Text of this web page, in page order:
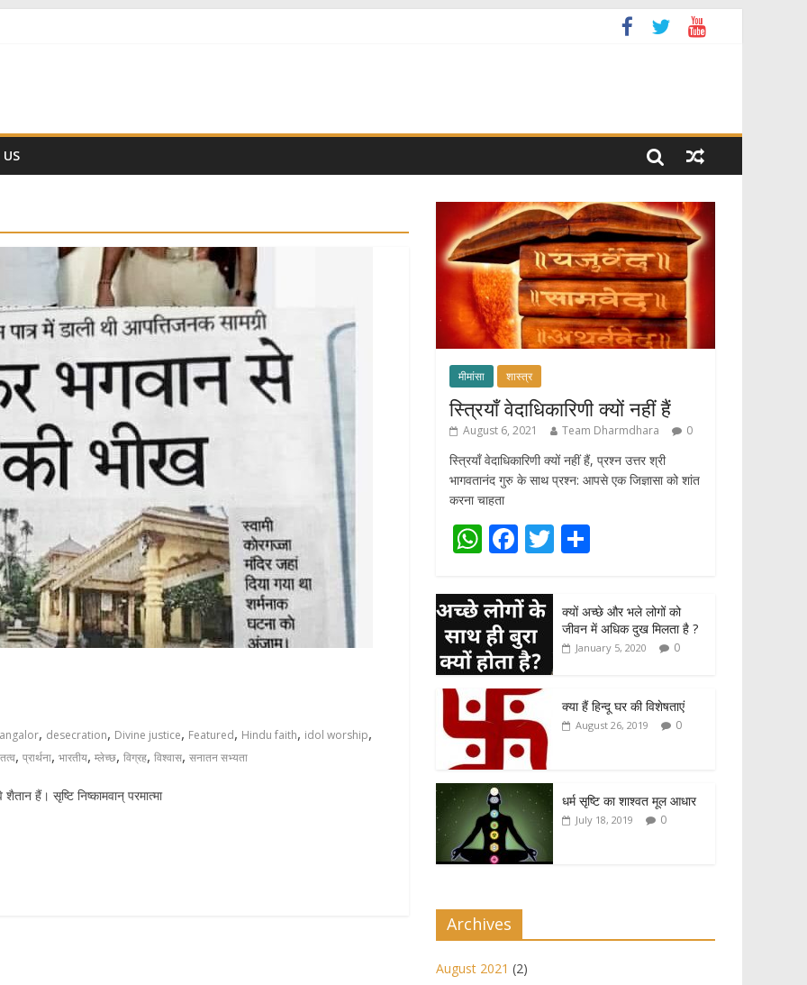
??
angalor, desecration, Divine justice, Featured, Hindu faith, idol worship,
, प्रार्थना, भारतीय, म्लेच्छ, विग्रह, विश्वास, सनातन सभ्यता
हैं। सृष्टि निष्कामवान् परमात्मा
मीमांसा शास्त्र
स्त्रियाँ वेदाधिकारिणी क्यों नहीं हैं
August 6, 2021 Team Dharmdhara 0
स्त्रियाँ वेदाधिकारिणी क्यों नहीं हैं, प्रश्न उत्तर श्री
भागवतानंद गुरु के साथ प्रश्न: आपसे एक जिज्ञासा को शांत
करना चाहता
W
at
s
A
p
p
F
e
b
o
o
k
T
itt
er
ar
e
क्यों अच्छे और भले लोगों को
जीवन में अधिक दुख मिलता है ?
January 5, 2020 0
क्या हैं हिन्दू घर की विशेषताएं
August 26, 2019 0
धर्म सृष्टि का शाश्वत मूल आधार
July 18, 2019 0
Archives
August 2021 (2)